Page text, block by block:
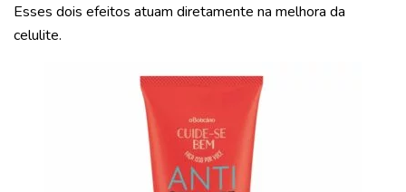
Esses dois efeitos atuam diretamente na melhora da
celulite.